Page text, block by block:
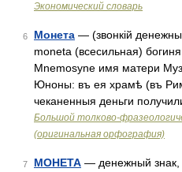
Экономический словарь
6 Монета — (звонкій
moneta (всесильная)
Mnemosyne имя матери
Юноны: въ ея храмѣ (въ
чеканенныя деньги
Большой толково-
(оригинальная орфография)
7 МОНЕТА — денежный знак,